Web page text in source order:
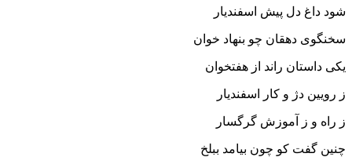
شود داغ دل پیش اسفندیار
سخن‏گوى دهقان چو بنهاد خوان
یکى داستان راند از هفتخوان‏
ز رویین دژ و کار اسفندیار
ز راه و ز آموزش گرگسار
چنین گفت کو چون بیامد ببلخ